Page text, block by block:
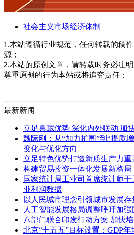
社会主义市场经济体制
1.本站遵循行业规范，任何转载的稿
源；
2.本站的原创文章，请转载时务必注
尊重原创的行为本站或将追究责任；
最新新闻
立足禀赋优势 深化内外联动 加
魏际刚：从“加力扩围”到“提质
变化与优化方向
立足特色优势打造新质生产力重
构建贸易投资一体化发展新格局
国家统计局工业司首席统计师于
业利润数据
以人民城市理念引领城市发展存
人工智能发展格局调整呼吁加强
八部门联合印发行动方案 加快
北京“十五五”目标设置：GDP年